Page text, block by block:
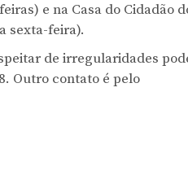
e na Casa do Cidadão
sexta-feira).
de irregularidades
Outro contato é pelo